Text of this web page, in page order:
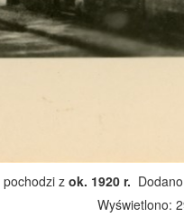
zok. 1920 r.
Wyświetlono: